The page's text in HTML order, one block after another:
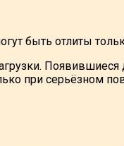
быть отлиты
при серьёзном